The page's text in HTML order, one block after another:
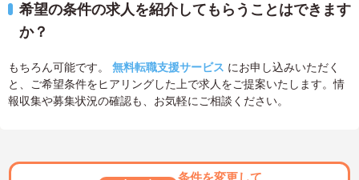
希望の条件の求人を紹介してもらうことはできます
か？
もちろん可能です。 無料転職支援サービス にお申し込みいただく
と、ご希望条件をヒアリングした上で求人をご提案いたします。情
報収集や募集状況の確認も、お気軽にご相談ください。
条件を変更して